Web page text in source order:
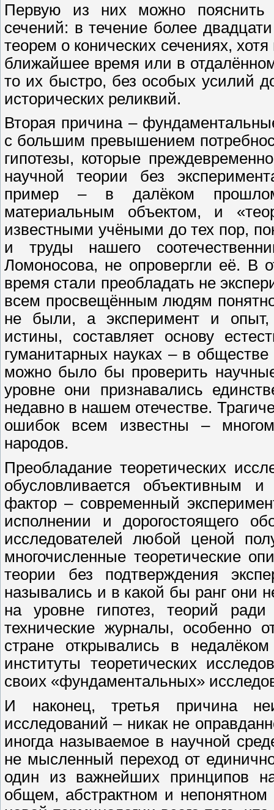
Первую из них можно пояснить
сечений: в течение более
теорем о конических сечениях,
ближайшее время или в
то их быстро, без особых усилий
исторических реликвий.
Вторая причина –
с большим превышением
гипотезы, которые
научной теории без
пример – в далёком прошлом
материальным объектом, и
известными учёными до тех пор,
и труды нашего
Ломоносова, не опровергли её. В
время стали преобладать не
всем просвещённым людям
не были, а эксперимент и опыт,
истины, составляет основу
гуманитарных науках – в
можно было бы проверить
уровне они признавались
недавно в нашем отечестве.
ошибок всем известны –
народов.
Преобладание теоретических
обусловливается объективным
фактор – современный
исполнении и дорогостоящего
исследователей любой ценой
многочисленные теоретические
теории без подтверждения
назывались и в какой бы ранг они
на уровне гипотез, теорий
технические журналы, особенно
стране открывались в
институты теоретических
своих «фундаментальных»
И наконец, третья причина
исследований – никак не
иногда называемое в научной
не мысленный переход от
один из важнейших принципов
общем, абстрактном и